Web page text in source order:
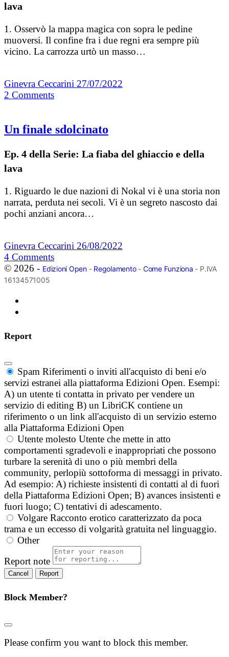
lava
1. Osservò la mappa magica con sopra le pedine
muoversi. Il confine fra i due regni era sempre più
vicino. La carrozza urtò un masso…
Ginevra Ceccarini 27/07/2022
2 Comments
Un finale sdolcinato
Ep. 4 della Serie: La fiaba del ghiaccio e della
lava
1. Riguardo le due nazioni di Nokal vi è una storia non
narrata, perduta nei secoli. Vi è un segreto nascosto dai
pochi anziani ancora…
Ginevra Ceccarini 26/08/2022
4 Comments
© 2026 - Edizioni Open- Regolamento- Come Funziona - P.IVA
16134571005
Report
Spam Riferimenti o inviti all'acquisto di beni e/o
servizi estranei alla piattaforma Edizioni Open. Esempi:
A) un utente ti contatta in privato per vendere un
servizio di editing B) un LibriCK contiene un
riferimento o un link all'acquisto di un servizio esterno
alla Piattaforma Edizioni Open
Utente molesto Utente che mette in atto
comportamenti sgradevoli e inappropriati che possono
turbare la serenità di uno o più membri della
community, perlopiù sottoforma di messaggi in privato.
Ad esempio: A) richieste insistenti di contatti al di fuori
della Piattaforma Edizioni Open; B) avances insistenti e
fuori luogo; C) tentativi di adescamento.
Volgare Racconto erotico caratterizzato da poca
trama e un eccesso di volgarità gratuita nel linguaggio.
Other
Report note
Report
Block Member?
Please confirm you want to block this member.